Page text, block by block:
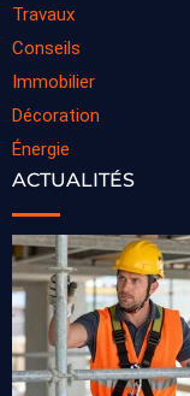
Travaux
Conseils
Immobilier
Décoration
Énergie
ACTUALITÉS